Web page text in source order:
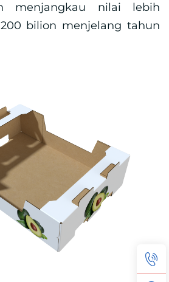
menjangkau nilai lebih
bilion menjelang tahun